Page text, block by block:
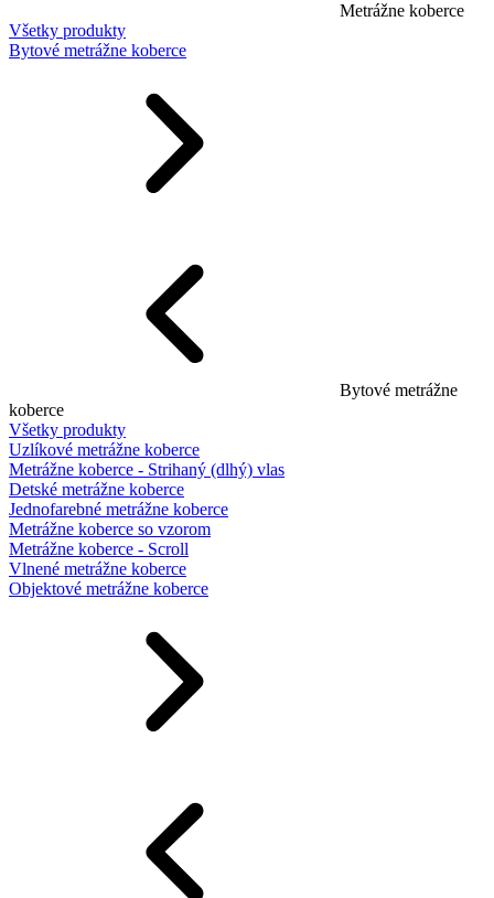
Metrážne koberce
Všetky produkty
Bytové metrážne koberce
Bytové metrážne
koberce
Všetky produkty
Uzlíkové metrážne koberce
Metrážne koberce - Strihaný (dlhý) vlas
Detské metrážne koberce
Jednofarebné metrážne koberce
Metrážne koberce so vzorom
Metrážne koberce - Scroll
Vlnené metrážne koberce
Objektové metrážne koberce